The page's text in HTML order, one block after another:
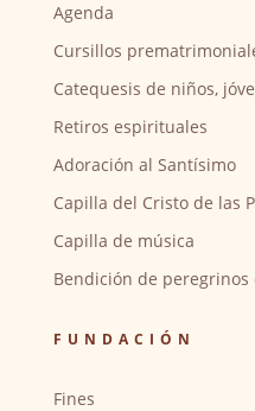
Agenda
Cursillos
Catequesis de niños,
Retiros espirituales
Adoración al Santísimo
Capilla del Cristo de las
Capilla de música
Bendición de peregrinos
FUNDACIÓN
Fines